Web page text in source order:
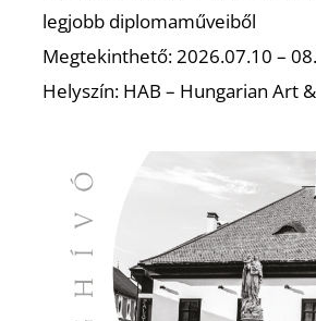
legjobb diplomaműveiből
Megtekinthető: 2026.07.10 –
Helyszín: HAB – Hungarian Art